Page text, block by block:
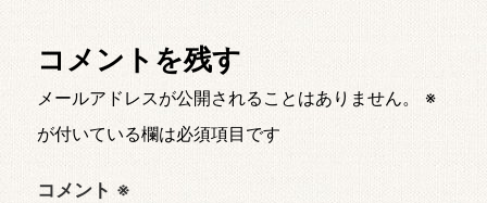
コメントを残す
メールアドレスが公開されることはありません。
※
が付いている欄は必須項目です
コメント ※